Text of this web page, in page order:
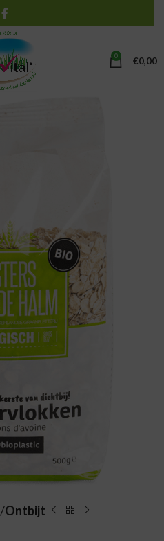
0 €0,00
Ontbijt